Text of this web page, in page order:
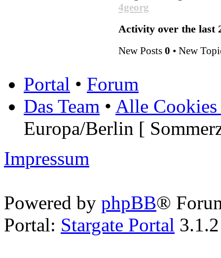
4georg
Activity over the last
New Posts 0 • New
Portal • Forum
Das Team • Alle Cookies
Europa/Berlin [
Impressum
Powered by phpBB®
Portal: Stargate Portal